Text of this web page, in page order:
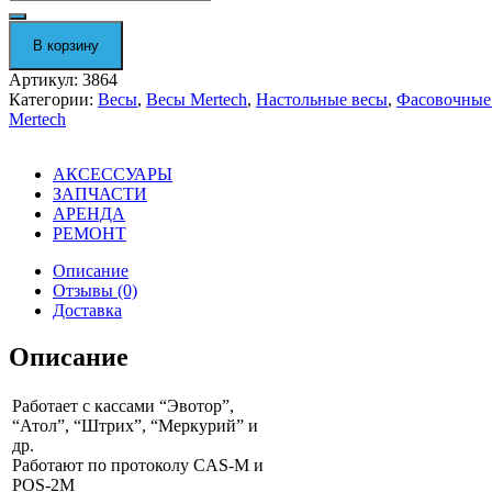
настольные
весы
двойным
дисплеем
"
M-
AF-
15.2
""Cube""
LCD"
В корзину
Артикул: 3864
Категории: Весы, Весы Mertech, Настольные весы,
Mertech
АКСЕССУАРЫ
ЗАПЧАСТИ
АРЕНДА
РЕМОНТ
Описание
Отзывы (0)
Доставка
Описание
Работает с кассами “Эвотор”,
“Атол”, “Штрих”, “Меркурий” и
др.
Работают по протоколу CAS-M и
POS-2M